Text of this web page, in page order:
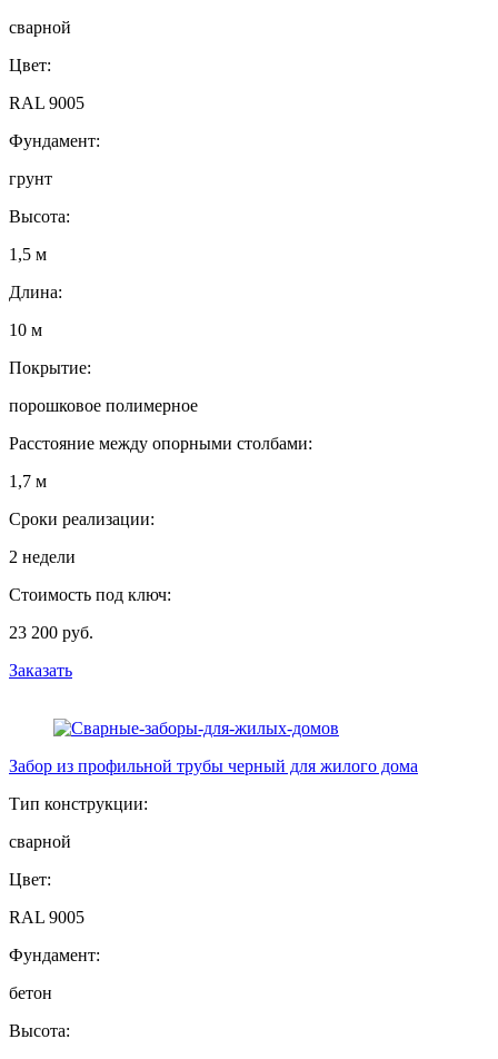
сварной
Цвет:
RAL 9005
Фундамент:
грунт
Высота:
1,5 м
Длина:
10 м
Покрытие:
порошковое полимерное
Расстояние между опорными столбами:
1,7 м
Сроки реализации:
2 недели
Стоимость под ключ:
23 200 руб.
Заказать
Забор из профильной трубы черный для жилого дома
Тип конструкции:
сварной
Цвет:
RAL 9005
Фундамент:
бетон
Высота: